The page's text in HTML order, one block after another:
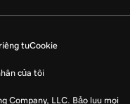
tưCookie
của tôi
Company, LLC. Bảo lưu mọi